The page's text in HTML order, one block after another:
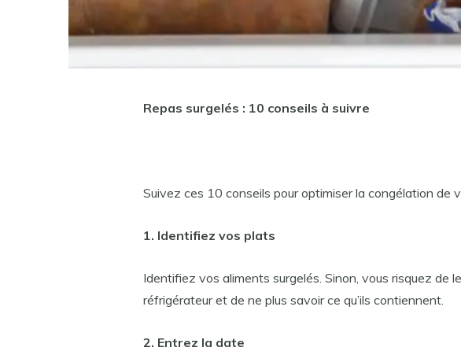
Repas surgelés : 10 conseils à suivre
Suivez ces 10 conseils pour optimiser la congélation de
1. Identifiez vos plats
Identifiez vos aliments surgelés. Sinon, vous risquez de
réfrigérateur et de ne plus savoir ce qu’ils contiennent.
2. Entrez la date